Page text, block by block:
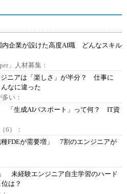
企業が設けた高度AI職 どんなスキル
」人材募集：
ニアは「楽しさ」が半分？ 仕事に
なに違った
い：
「生成AIパスポート」って何？ IT資
6）：
種FDEが需要増」 7割のエンジニアが
未経験エンジニア自主学習のハード
は？